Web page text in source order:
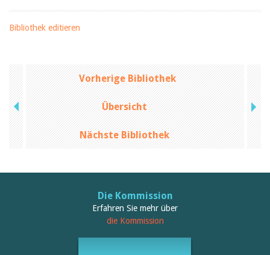
Bibliothek editieren
Vorherige Bibliothek
Übersicht
Nächste Bibliothek
Die Kommission
Erfahren Sie mehr über
die Kommission